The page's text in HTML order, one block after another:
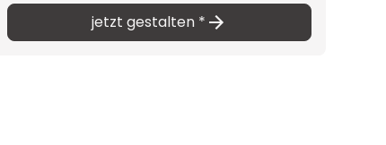
jetzt gestalten *